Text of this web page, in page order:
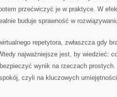
przećwiczyć je w praktyce. W
buduje sprawność w
repetytora, zwłaszcza gdy
najważniejsze jest, by wiedzieć:
wynik na rzeczach
czyli na kluczowych